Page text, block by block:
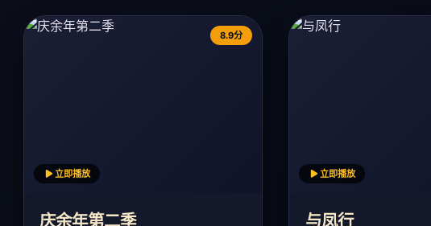
8.9分
立即播放
庆余年第二季
立即播放
与凤行